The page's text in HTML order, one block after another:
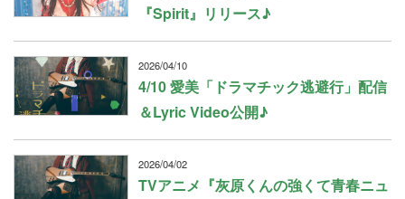
『Spirit』リリース♪
2026/04/10
4/10 愛美「ドラマチック逃避行」配信
＆Lyric Video公開♪
2026/04/02
TVアニメ『灰原くんの強くて青春ニュ